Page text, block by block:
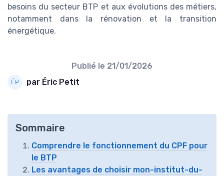
besoins du secteur BTP et aux évolutions des métiers,
notamment dans la rénovation et la transition
énergétique.
Publié le 21/01/2026
par Éric Petit
Sommaire
Comprendre le fonctionnement du CPF pour
le BTP
Les avantages de choisir mon-institut-du-